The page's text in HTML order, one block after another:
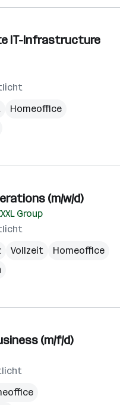
IT-Infrastructure
Homeoffice
(m/w/d)
Group
Vollzeit
Homeoffice
(m/f/d)